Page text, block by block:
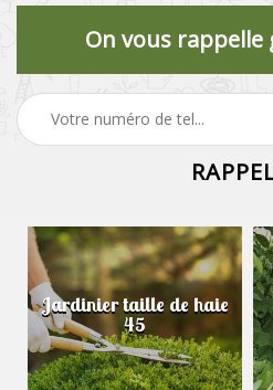
On vous
Jardinier taille de haie
45